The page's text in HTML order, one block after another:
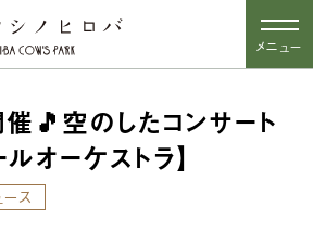
メニュー
🎵空のしたコンサート
オーケストラ】
ス